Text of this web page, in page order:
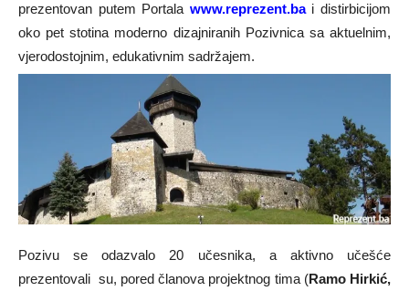
prezentovan putem Portala www.reprezent.bai distirbicijom
oko pet stotina moderno dizajniranih Pozivnica sa aktuelnim,
vjerodostojnim, edukativnim sadržajem.
Pozivu se odazvalo 20 učesnika, a aktivno učešće
prezentovali su, pored članova projektnog tima (Ramo Hirkić,